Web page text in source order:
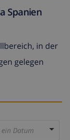
Spanien
in der
gelegen
ein Datum